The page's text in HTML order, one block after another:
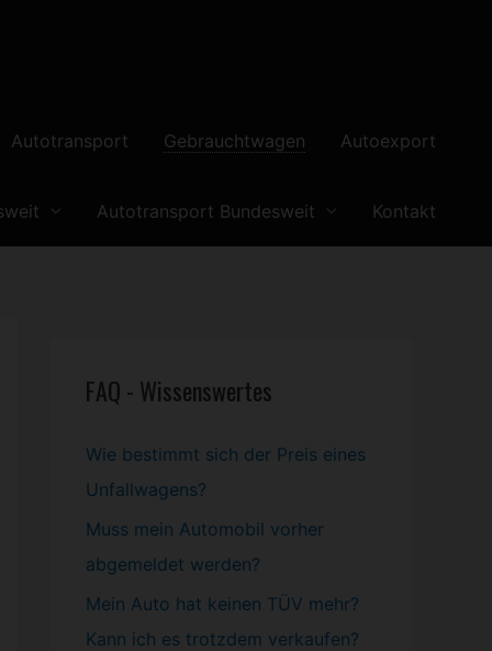
Autotransport Gebrauchtwagen Autoexport
Autotransport Bundesweit Kontakt
FAQ - Wissenswertes
Wie bestimmt sich der Preis eines
Unfallwagens?
Muss mein Automobil vorher
abgemeldet werden?
Mein Auto hat keinen TÜV mehr?
Kann ich es trotzdem verkaufen?